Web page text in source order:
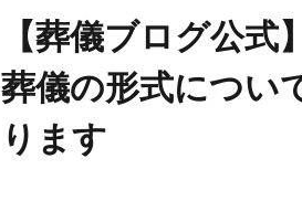
【葬儀ブログ公
葬儀の形式につい
ります